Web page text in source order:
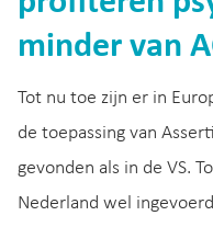
minder van
Tot nu toe zijn er in
de toepassing van
gevonden als in de VS.
Nederland wel